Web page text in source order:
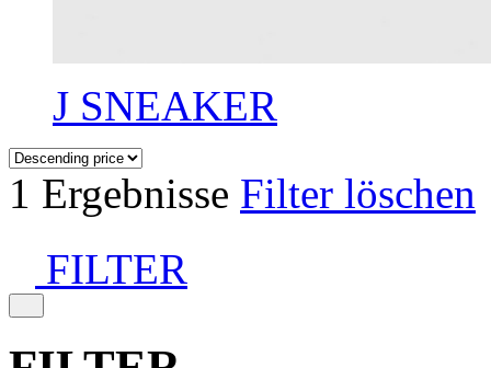
J SNEAKER
1 Ergebnisse Filter löschen
FILTER